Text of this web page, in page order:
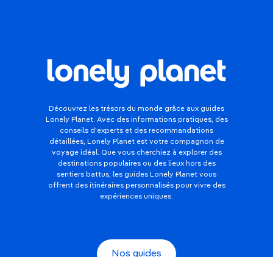
Découvrez les trésors du monde grâce aux guides
Lonely Planet. Avec des informations pratiques, des
conseils d'experts et des recommandations
détaillées, Lonely Planet est votre compagnon de
voyage idéal. Que vous cherchiez à explorer des
destinations populaires ou des lieux hors des
sentiers battus, les guides Lonely Planet vous
offrent des itinéraires personnalisés pour vivre des
expériences uniques.
Nos guides